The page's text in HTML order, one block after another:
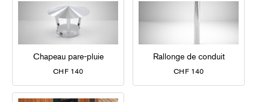
Chapeau pare-pluie
CHF 140
Rallonge de conduit
CHF 140